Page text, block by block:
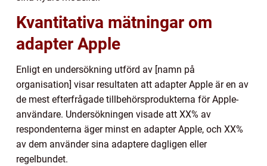
Kvantitativa mätningar om
adapter Apple
Enligt en undersökning utförd av [namn på
organisation] visar resultaten att adapter Apple är en av
de mest efterfrågade tillbehörsprodukterna för Apple-
användare. Undersökningen visade att XX% av
respondenterna äger minst en adapter Apple, och XX%
av dem använder sina adaptere dagligen eller
regelbundet.